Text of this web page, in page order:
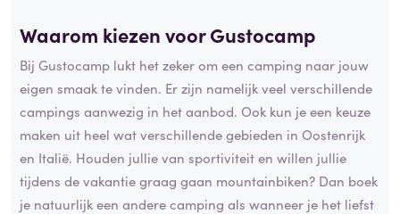
Waarom kiezen voor Gustocamp
Bij Gustocamp lukt het zeker om een camping naar jouw
eigen smaak te vinden. Er zijn namelijk veel verschillende
campings aanwezig in het aanbod. Ook kun je een keuze
maken uit heel wat verschillende gebieden in Oostenrijk
en Italië. Houden jullie van sportiviteit en willen jullie
tijdens de vakantie graag gaan mountainbiken? Dan boek
je natuurlijk een andere camping als wanneer je het liefst